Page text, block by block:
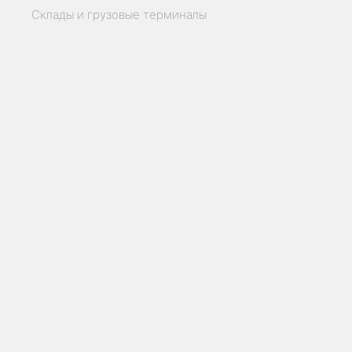
Склады и грузовые терминалы